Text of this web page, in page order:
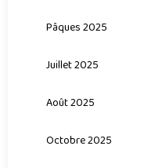
Pâques 2025
Juillet 2025
Août 2025
Octobre 2025